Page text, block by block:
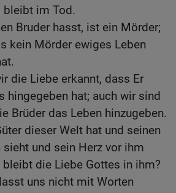
bleibt im Tod.
Bruder hasst, ist ein Mörder;
kein Mörder ewiges Leben
die Liebe erkannt, dass Er
hingegeben hat; auch wir sind
Brüder das Leben hinzugeben.
dieser Welt hat und seinen
und sein Herz vor ihm
die Liebe Gottes in ihm?
uns nicht mit Worten